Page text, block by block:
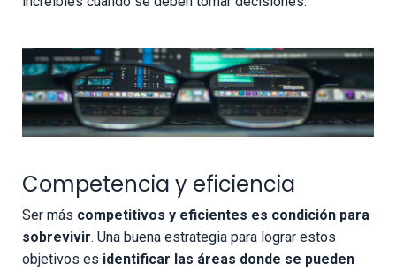
Competencia y eficiencia
Ser más competitivos y eficientes es condición para
sobrevivir. Una buena estrategia para lograr estos
objetivos es identificar las áreas donde se pueden